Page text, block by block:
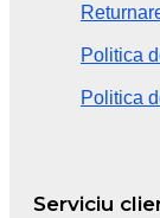
Politica
Politica
Serviciu